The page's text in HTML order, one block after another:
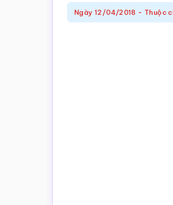
Toán,
trắc
Ngày 12/04/2018 - Thuộc